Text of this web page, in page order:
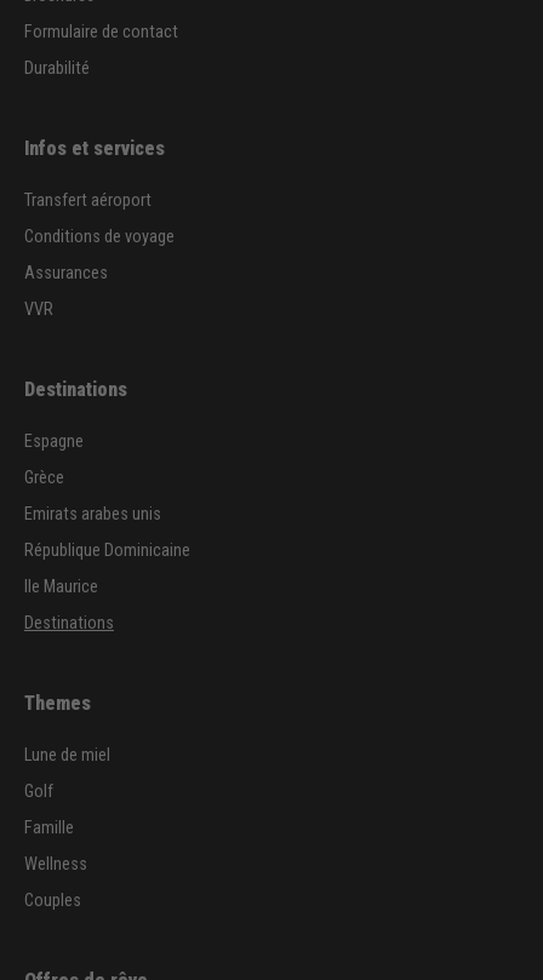
Formulaire de contact
Durabilité
Infos et services
Transfert aéroport
Conditions de voyage
Assurances
VVR
Destinations
Espagne
Grèce
Emirats arabes unis
République Dominicaine
Ile Maurice
Destinations
Themes
Lune de miel
Golf
Famille
Wellness
Couples